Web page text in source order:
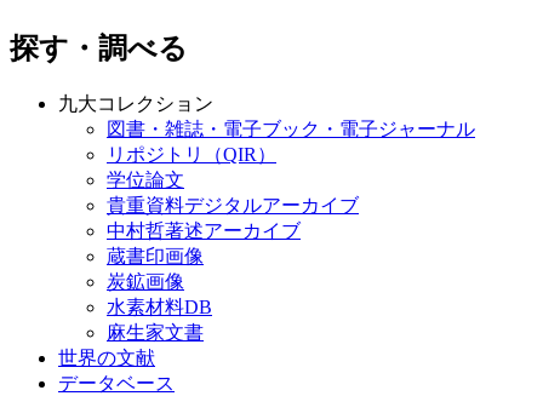
探す・調べる
九大コレクション
図書・雑誌・電子ブック・電子ジャーナル
リポジトリ（QIR）
学位論文
貴重資料デジタルアーカイブ
中村哲著述アーカイブ
蔵書印画像
炭鉱画像
水素材料DB
麻生家文書
世界の文献
データベース